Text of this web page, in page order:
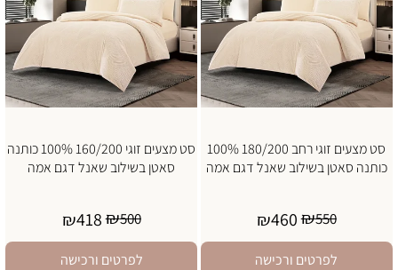
סט מצעים זוגי רחב 180/200 100%
כותנה סאטן בשילוב שאנל דגם אמה
₪550
₪460
לפרטים ורכישה
סט מצעים זוגי 160/200 100% כותנה
סאטן בשילוב שאנל דגם אמה
₪500
₪418
לפרטים ורכישה